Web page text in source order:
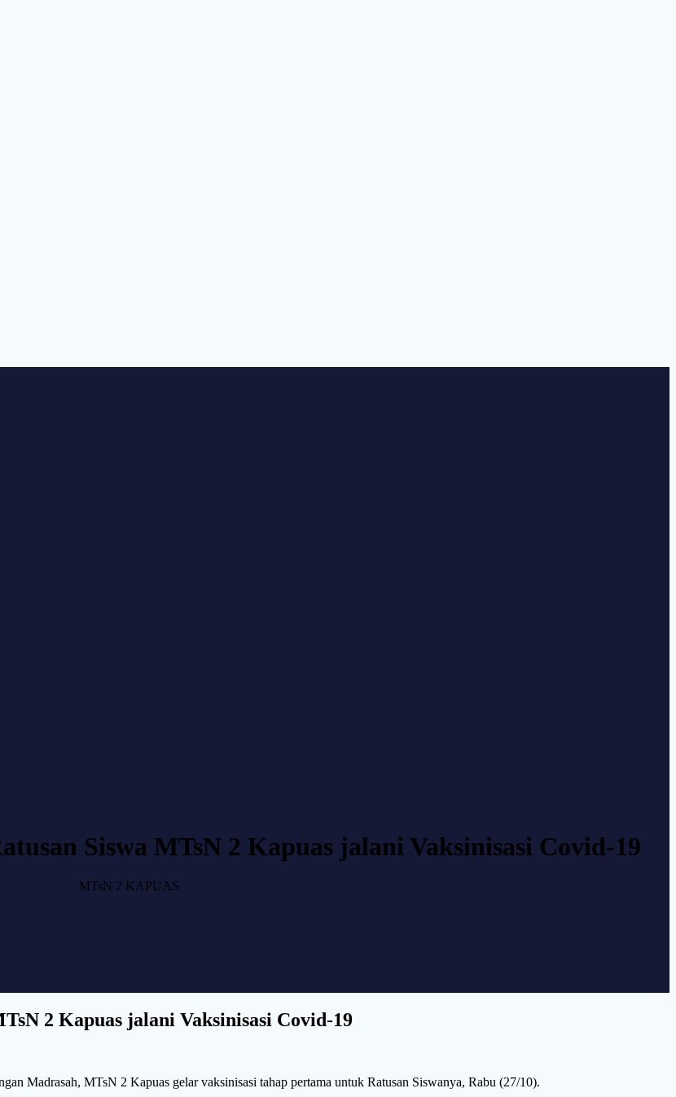
Siswa MTsN 2 Kapuas jalani Vaksinisasi Covid-19
MTsN 2 KAPUAS
2 Kapuas jalani Vaksinisasi Covid-19
Madrasah, MTsN 2 Kapuas gelar vaksinisasi tahap pertama untuk Ratusan Siswanya, Rabu (27/10).